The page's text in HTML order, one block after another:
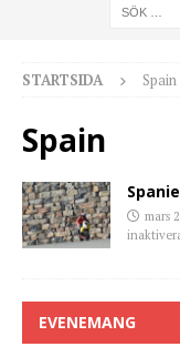
STARTSIDA Spain
Spain
mars
EVENEMANG